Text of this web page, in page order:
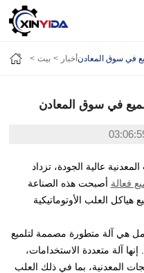
بيت أخبارفي سوق المعادن
في سوق المعادن
عالية الجودة، تزداد
فعالة أصبحت هذه الصناعة
هياكل العلب الأوتوماتيكية
هي آلة متطورة مصممة لتلميع
آلة متعددة الاستخدامات،
المعدنية، بما في ذلك العلب